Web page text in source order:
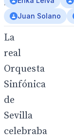
la
música.
La
real
Orquesta
Sinfónica
de
Sevilla
celebraba
Juan Solano